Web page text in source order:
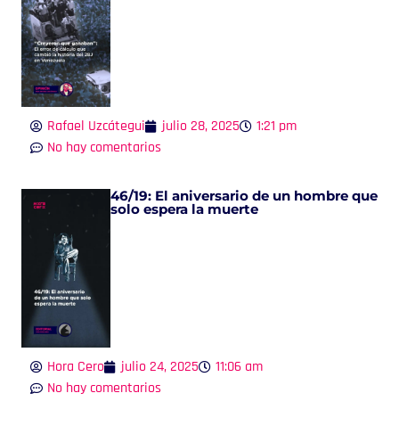
Rafael Uzcátegui julio 28, 2025
1:21 pm
No hay comentarios
46/19: El aniversario de un hombre que
solo espera la muerte
Hora Cero julio 24, 2025
11:06 am
No hay comentarios